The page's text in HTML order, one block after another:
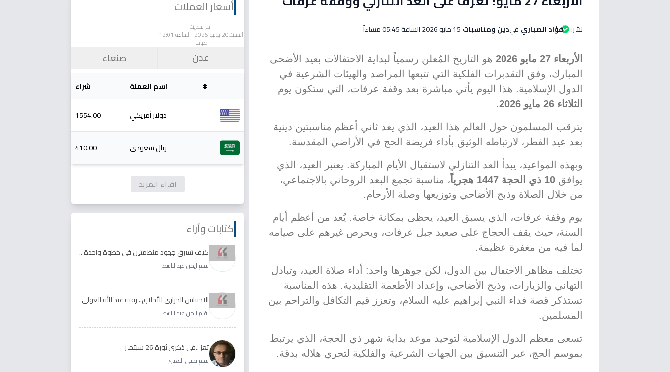
نشر: فؤاد الصباري فيدين ومناسبات 15 مايو 2026 الساعة 05:45 مساءاً
الأربعاء 27 مايو 2026
هو التاريخ المُعلن رسمياً لبداية الاحتفالات بعيد الأضحى
المبارك، وفق التقديرات الفلكية التي تتبعها المراصد والهيئات الشرعية في
الدول الإسلامية. هذا اليوم يأتي مباشرة بعد وقفة عرفات، التي ستكون يوم
الثلاثاء 26 مايو 2026
.
يترقب المسلمون حول العالم هذا العيد، الذي يعد ثاني أعظم مناسبتين دينية
بعد عيد الفطر، لارتباطه الوثيق بأداء فريضة الحج في الأراضي المقدسة.
وبهذه المواعيد، يبدأ العد التنازلي لاستقبال الأيام المباركة. يعتبر العيد، الذي
يوافق 10 ذي الحجة 1447 هجرياً
، مناسبة تجمع البعد الروحاني بالاجتماعي،
من خلال الصلاة وذبح الأضاحي وتوزيعها وصلة الأرحام.
يوم وقفة عرفات، الذي يسبق العيد، يحظى بمكانة خاصة. يُعد من أعظم أيام
السنة، حيث يقف الحجاج على صعيد جبل عرفات، ويحرص غيرهم على صيامه
لما فيه من مغفرة عظيمة.
تختلف مظاهر الاحتفال بين الدول، لكن جوهرها واحد: أداء صلاة العيد، وتبادل
التهاني والزيارات، وذبح الأضاحي، وإعداد الأطعمة التقليدية. هذه المناسبة
تستذكر قصة فداء النبي إبراهيم عليه السلام، وتعزز قيم التكافل والتراحم بين
المسلمين.
تسعى معظم الدول الإسلامية لتوحيد موعد بداية شهر ذي الحجة، الذي يرتبط
بموسم الحج، عبر التنسيق بين الجهات الشرعية والفلكية لتحري هلاله بدقة.
أسعار العملات
آخر تحديث
السبت,20 يونيو 2026 الساعة 12:01
صباحا
عدن صنعاء
# اسم العملة شراء
دولار أمريكي 1554.00
ريال سعودي 410.00
اقراء المزيد
كتابات وآراء
كيف تسرق جهود منظمتين في خطوة واحدة ..
الأجابة لدى رقية عبد الله الغولي وغدير طيره
بقلم ايمن عبدالباسط
الاحتباس الحراري للأخلاق.. رقية عبد الله الغولي
وغدير طيره نموذجا
بقلم ايمن عبدالباسط
تعز ..في ذكرى ثورة 26 سبتمبر
بقلم يحيى البعيثي